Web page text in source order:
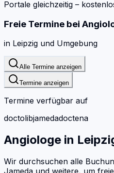
Portale gleichzeitig –
Freie Termine bei
in Leipzig und Umgebung
Alle Termine anzeigen
Termine anzeigen
Termine verfügbar auf
doctolibjamedadoctena
Angiologe in
Wir durchsuchen alle